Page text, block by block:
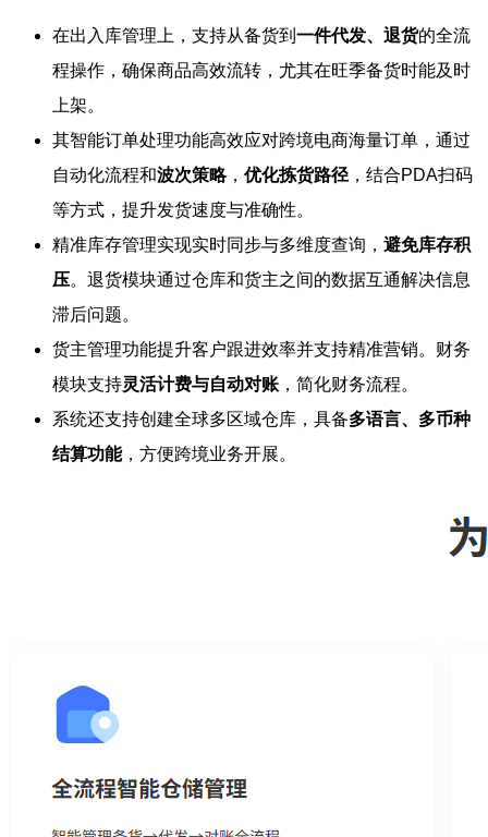
在出入库管理上，支持从备货到 一件代发、退货的全流
程操作，确保商品高效流转，尤其在旺季备货时能及时
上架。
其智能订单处理功能高效应对跨境电商海量订单，通过
自动化流程和波次策略， 优化拣货路径 ，结合PDA扫码
等方式，提升发货速度与准确性。
精准库存管理实现实时同步与多维度查询， 避免库存积
压。退货模块通过仓库和货主之间的数据互通解决信息
滞后问题。
货主管理功能提升客户跟进效率并支持精准营销。财务
模块支持灵活计费与自动对账 ，简化财务流程。
系统还支持创建全球多区域仓库，具备多语言、多币种
结算功能，方便跨境业务开展。